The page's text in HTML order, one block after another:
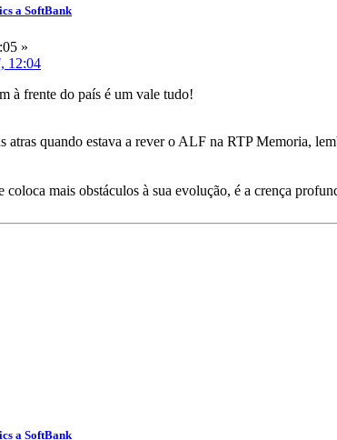
a SoftBank
»
12:04
à frente do país é um vale tudo!
atras quando estava a rever o ALF na RTP Memoria,
mais obstáculos à sua evolução, é a crença
a SoftBank